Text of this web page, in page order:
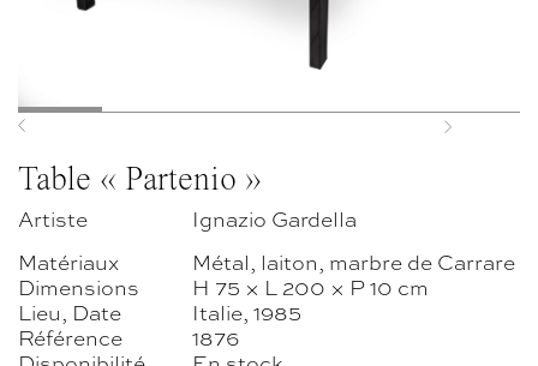
Previous Next
Table « Partenio »
Artiste
Ignazio Gardella
Matériaux
Métal, laiton, marbre de Carrare
Dimensions
H 75 × L 200 × P 10 cm
Lieu, Date
Italie, 1985
Référence
1876